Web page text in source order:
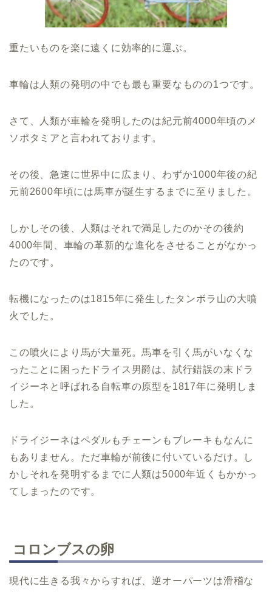
重たいものを楽に遠くに効率的に運ぶ。
車輪は人類の発明の中でも最も重要なものの1つです。
さて、人類が車輪を発明したのは紀元前4000年頃のメ
ソポタミアと言われております。
その後、急速に世界中に広まり、わずか1000年後の紀
元前2600年頃には馬車が誕生するまでに至りました。
しかしその後、人類はそれで満足したのかその後約
4000年間、車輪の革新的な進化をさせることがなかっ
たのです。
転機になったのは1815年に発生したタンボラ山の大噴
火でした。
この噴火により馬が大量死。馬車を引く馬がいなくな
ったことに困ったドライス男爵は、試行錯誤の末ドラ
イジーネと呼ばれる自転車の原型を1817年に発明しま
した。
ドライジーネはペダルもチェーンもブレーキもなんに
もありません。ただ車輪が前後に付いているだけ。し
かしそれを発明するまでに人類は5000年近くもかかっ
てしまったのです。
コロンブスの卵
現代に生きる我々からすれば、逆オーパーツは滑稽な